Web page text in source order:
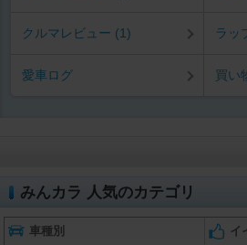
クルマレビュー (1) ラッ
愛車ログ 買い
みんカラ 人気のカテゴリ
車種別 イ